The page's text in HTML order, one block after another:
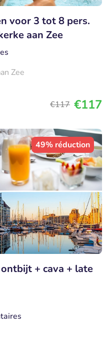
voor 3 tot 8 pers.
aan Zee
Zee
€117 €117
49% réduction
+ cava + late